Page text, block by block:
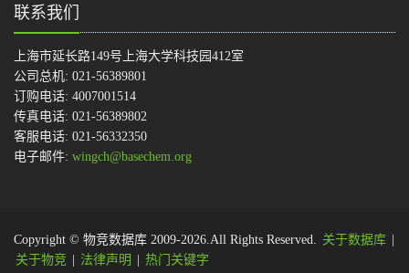
联系我们
上海市延长路149号上海大学科技园412室
公司总机: 021-56389801
订购电话: 4007001514
传真电话: 021-56389802
客服电话: 021-56332350
电子邮件: wingch@basechem.org
Copyright © 物竞数据库 2009-2026.All Rights Reserved. 关于数据库
关于物竞
法律声明 热门关键字